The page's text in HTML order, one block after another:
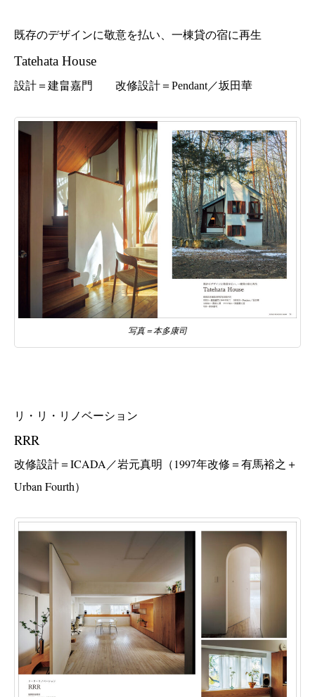
既存のデザインに敬意を払い、一棟貸の宿に再生
Tatehata House
設計＝建畠嘉門 改修設計＝Pendant／坂田華
写真＝本多康司
リ・リ・リノベーション
RRR
改修設計＝ICADA／岩元真明 （1997年改修＝有馬裕之＋
Urban Fourth）